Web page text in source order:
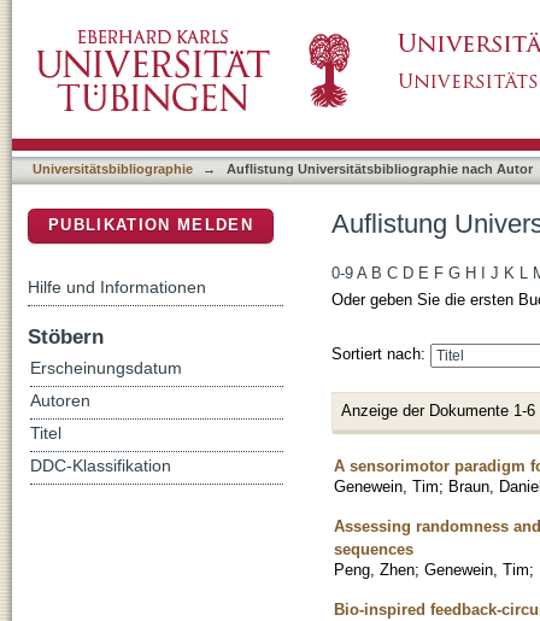
Universitätsbibliographie → Auflistung Universitätsbibliographie nach Autor
Auflistung
0-9 A B C D E F G H J K L
Oder geben Sie die ersten
Sortiert nach:
Anzeige der Dokumente 1-6
A sensorimotor paradigm
Genewein, Tim; Braun,
Assessing randomness
sequences
Peng, Zhen; Genewein, Tim;
Bio-inspired feedback-
PUBLIKATION MELDEN
Hilfe und Informationen
Stöbern
Erscheinungsdatum
Autoren
Titel
DDC-Klassifikation